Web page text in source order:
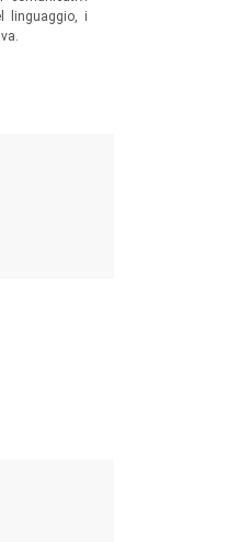
linguaggio, i